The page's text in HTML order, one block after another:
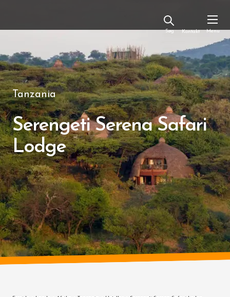
Kontakt
Tanzania
Serengeti Serena Safari
Lodge